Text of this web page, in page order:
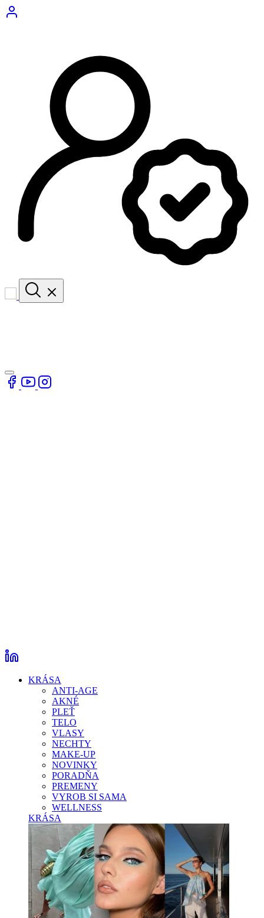
KRÁSA
ANTI-AGE
AKNÉ
PLEŤ
TELO
VLASY
NECHTY
MAKE-UP
NOVINKY
PORADŇA
PREMENY
VYROB SI SAMA
WELLNESS
KRÁSA